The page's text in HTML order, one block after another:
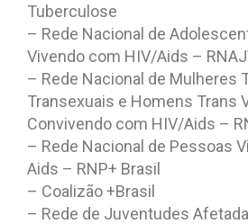
Tuberculose
– Rede Nacional de
Vivendo com HIV/Aids –
– Rede Nacional de Mulheres
Transexuais e Homens Trans
Convivendo com HIV/Aids –
– Rede Nacional de Pessoas
Aids – RNP+ Brasil
– Coalizão +Brasil
– Rede de Juventudes